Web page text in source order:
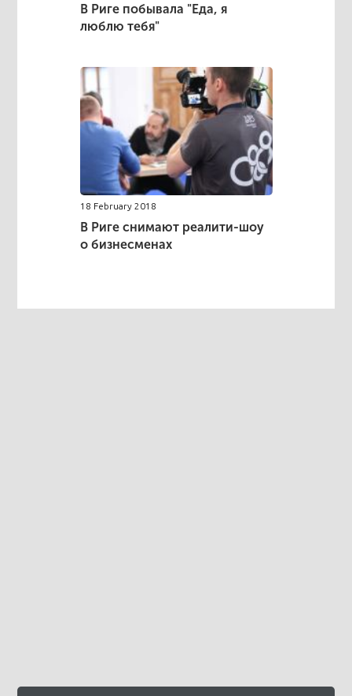
В Риге побывала "Еда, я
люблю тебя"
18 February 2018
В Риге снимают реалити-шоу
о бизнесменах